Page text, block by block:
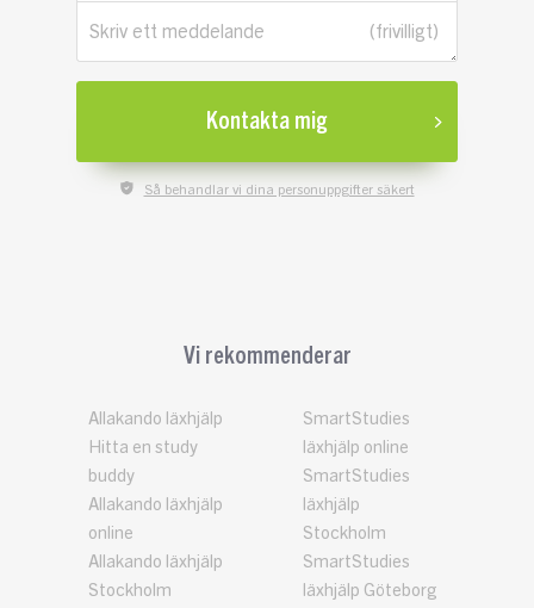
Skriv ett meddelande
Kontakta mig
Så behandlar vi dina personuppgifter säkert
Vi rekommenderar
Allakando läxhjälp
Hitta en study
buddy
Allakando läxhjälp
online
Allakando läxhjälp
Stockholm
SmartStudies
läxhjälp online
SmartStudies
läxhjälp
Stockholm
SmartStudies
läxhjälp Göteborg